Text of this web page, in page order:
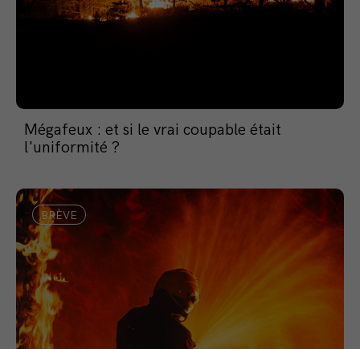
Mégafeux : et si le vrai coupable était
l'uniformité ?
BRÈVE